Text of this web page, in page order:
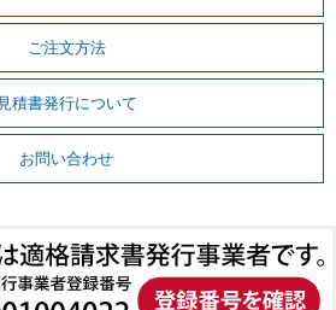
ご注文方法
見積書発行について
お問い合わせ